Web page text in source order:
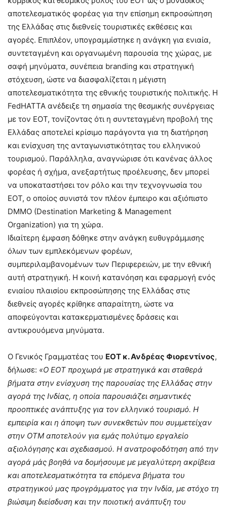
αποτελεσματικός φορέας για την επίσημη εκπροσώπηση
της Ελλάδας στις διεθνείς τουριστικές εκθέσεις και
αγορές. Επιπλέον, υπογραμμίστηκε η ανάγκη για ενιαία,
συντεταγμένη και οργανωμένη παρουσία της χώρας, με
σαφή μηνύματα, συνέπεια branding και στρατηγική
στόχευση, ώστε να διασφαλίζεται η μέγιστη
αποτελεσματικότητα της εθνικής τουριστικής πολιτικής. Η
FedHATTA ανέδειξε τη σημασία της θεσμικής συνέργειας
με τον ΕΟΤ, τονίζοντας ότι η συντεταγμένη προβολή της
Ελλάδας αποτελεί κρίσιμο παράγοντα για τη διατήρηση
και ενίσχυση της ανταγωνιστικότητας του ελληνικού
τουρισμού. Παράλληλα, αναγνώρισε ότι κανένας άλλος
φορέας ή σχήμα, ανεξαρτήτως προέλευσης, δεν μπορεί
να υποκαταστήσει τον ρόλο και την τεχνογνωσία του
ΕΟΤ, ο οποίος συνιστά τον πλέον έμπειρο και αξιόπιστο
DMMO (Destination Marketing & Management
Organization) για τη χώρα.
Ιδιαίτερη έμφαση δόθηκε στην ανάγκη ευθυγράμμισης
όλων των εμπλεκόμενων φορέων,
συμπεριλαμβανομένων των Περιφερειών, με την εθνική
αυτή στρατηγική. Η κοινή κατανόηση και εφαρμογή ενός
ενιαίου πλαισίου εκπροσώπησης της Ελλάδας στις
διεθνείς αγορές κρίθηκε απαραίτητη, ώστε να
αποφεύγονται κατακερματισμένες δράσεις και
αντικρουόμενα μηνύματα.
Ο Γενικός Γραμματέας του ΕΟΤ κ. Ανδρέας Φιορεντίνος,
δήλωσε: «Ο ΕΟΤ προχωρά με στρατηγικά και σταθερά
βήματα στην ενίσχυση της παρουσίας της Ελλάδας στην
αγορά της Ινδίας, η οποία παρουσιάζει σημαντικές
προοπτικές ανάπτυξης για τον ελληνικό τουρισμό. Η
εμπειρία και η άποψη των συνεκθετών που συμμετείχαν
στην OTM αποτελούν για εμάς πολύτιμο εργαλείο
αξιολόγησης και σχεδιασμού. Η ανατροφοδότηση από την
αγορά μάς βοηθά να δομήσουμε με μεγαλύτερη ακρίβεια
και αποτελεσματικότητα τα επόμενα βήματα του
στρατηγικού μας προγράμματος για την Ινδία, με στόχο τη
βιώσιμη διείσδυση και την ποιοτική ανάπτυξη του